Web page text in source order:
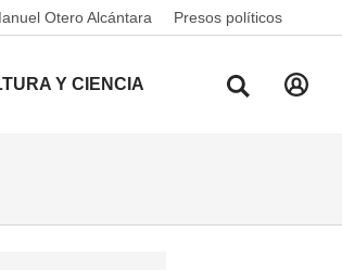
Otero Alcántara Presos políticos
Y CIENCIA